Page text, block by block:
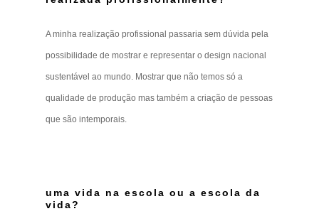
A minha realização profissional passaria sem dúvida pela
possibilidade de mostrar e representar o design nacional
sustentável ao mundo. Mostrar que não temos só a
qualidade de produção mas também a criação de pessoas
que são intemporais.
uma vida na escola ou a escola da
vida?